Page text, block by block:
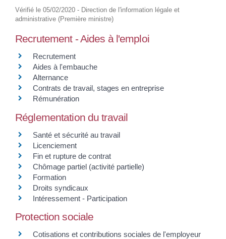
Vérifié le 05/02/2020 - Direction de l'information légale et
administrative (Première ministre)
Recrutement - Aides à l'emploi
Recrutement
Aides à l'embauche
Alternance
Contrats de travail, stages en entreprise
Rémunération
Réglementation du travail
Santé et sécurité au travail
Licenciement
Fin et rupture de contrat
Chômage partiel (activité partielle)
Formation
Droits syndicaux
Intéressement - Participation
Protection sociale
Cotisations et contributions sociales de l'employeur